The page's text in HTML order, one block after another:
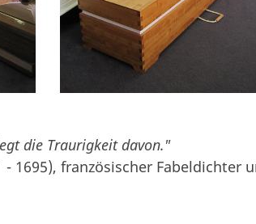
die Traurigkeit davon."
- 1695), französischer Fabeldichter